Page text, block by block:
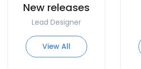
New releases
Lead Designer
View All